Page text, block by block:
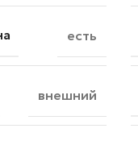
есть
внешний